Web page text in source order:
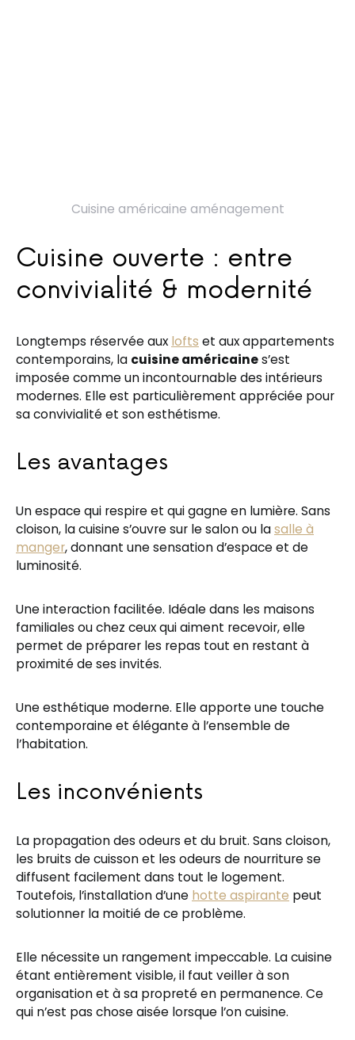
Cuisine américaine aménagement
Cuisine ouverte : entre
convivialité & modernité
Longtemps réservée aux lofts et aux appartements
contemporains, la cuisine américaines’est
imposée comme un incontournable des intérieurs
modernes. Elle est particulièrement appréciée pour
sa convivialité et son esthétisme.
Les avantages
Un espace qui respire et qui gagne en lumière. Sans
cloison, la cuisine s’ouvre sur le salon ou lasalle à
manger, donnant une sensation d’espace et de
luminosité.
Une interaction facilitée. Idéale dans les maisons
familiales ou chez ceux qui aiment recevoir, elle
permet de préparer les repas tout en restant à
proximité de ses invités.
Une esthétique moderne. Elle apporte une touche
contemporaine et élégante à l’ensemble de
l’habitation.
Les inconvénients
La propagation des odeurs et du bruit. Sans cloison,
les bruits de cuisson et les odeurs de nourriture se
diffusent facilement dans tout le logement.
Toutefois, l’installation d’une hotte aspirante peut
solutionner la moitié de ce problème.
Elle nécessite un rangement impeccable. La cuisine
étant entièrement visible, il faut veiller à son
organisation et à sa propreté en permanence. Ce
qui n’est pas chose aisée lorsque l’on cuisine.